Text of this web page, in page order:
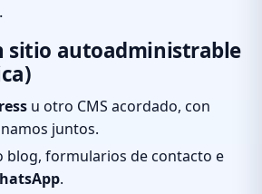
sitio autoadministrable
u otro CMS acordado, con
juntos.
blog, formularios de contacto e
.